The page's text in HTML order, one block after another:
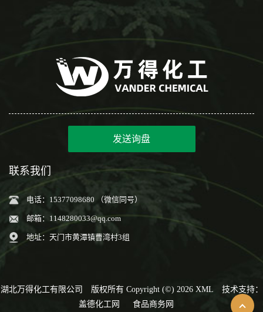
发送询盘
联系我们
电话：15377098680 （微信同号）
邮箱： 1148280033@qq.com
地址：天门市黄潭镇曹湾村3组
湖北万得化工有限公司 版权所有 Copyright (©) 2026 XML
技术支持：
盖德化工网
食品商务网